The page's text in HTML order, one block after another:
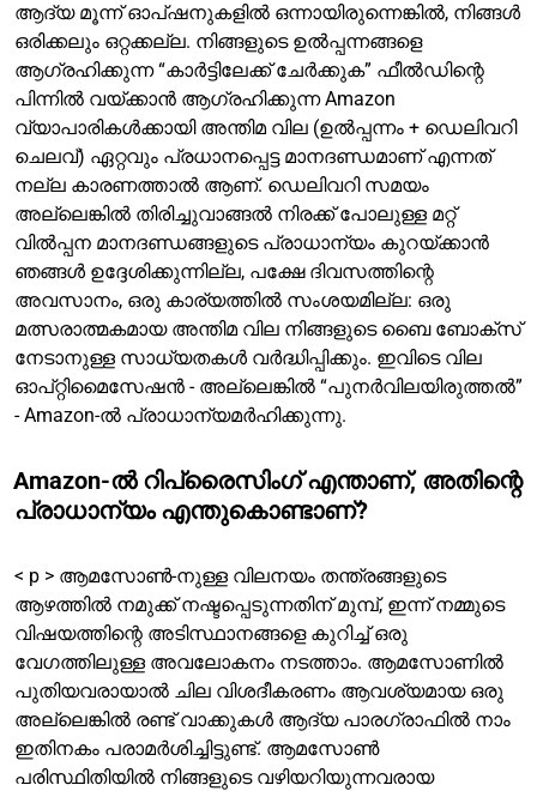
ആദ്യ മൂന്ന് ഓപ്ഷനുകളിൽ ഒന്നായിരുന്നെങ്കിൽ, നിങ്ങൾ
ഒരിക്കലും ഒറ്റക്കല്ല. നിങ്ങളുടെ ഉൽപ്പന്നങ്ങളെ
ആഗ്രഹിക്കുന്ന “കാർട്ടിലേക്ക് ചേർക്കുക” ഫീൽഡിന്റെ
പിന്നിൽ വയ്ക്കാൻ ആഗ്രഹിക്കുന്ന Amazon
വ്യാപാരികൾക്കായി അന്തിമ വില (ഉൽപ്പന്നം + ഡെലിവറി
ചെലവ്) ഏറ്റവും പ്രധാനപ്പെട്ട മാനദണ്ഡമാണ് എന്നത്
നല്ല കാരണത്താൽ ആണ്. ഡെലിവറി സമയം
അല്ലെങ്കിൽ തിരിച്ചുവാങ്ങൽ നിരക്ക് പോലുള്ള മറ്റ്
വിൽപ്പന മാനദണ്ഡങ്ങളുടെ പ്രാധാന്യം കുറയ്ക്കാൻ
ഞങ്ങൾ ഉദ്ദേശിക്കുന്നില്ല, പക്ഷേ ദിവസത്തിന്റെ
അവസാനം, ഒരു കാര്യത്തിൽ സംശയമില്ല: ഒരു
മത്സരാത്മകമായ അന്തിമ വില നിങ്ങളുടെ ബൈ ബോക്സ്
നേടാനുള്ള സാധ്യതകൾ വർദ്ധിപ്പിക്കും. ഇവിടെ വില
ഓപ്റ്റിമൈസേഷൻ - അല്ലെങ്കിൽ “പുനർവിലയിരുത്തൽ”
- Amazon-ൽ പ്രാധാന്യമർഹിക്കുന്നു.
Amazon-ൽ റിപ്രൈസിംഗ് എന്താണ്, അതിന്റെ
പ്രാധാന്യം എന്തുകൊണ്ടാണ്?
< p > ആമസോൺ-നുള്ള വിലനയം തന്ത്രങ്ങളുടെ
ആഴത്തിൽ നമുക്ക് നഷ്ടപ്പെടുന്നതിന് മുമ്പ്, ഇന്ന് നമ്മുടെ
വിഷയത്തിന്റെ അടിസ്ഥാനങ്ങളെ കുറിച്ച് ഒരു
വേഗത്തിലുള്ള അവലോകനം നടത്താം. ആമസോണിൽ
പുതിയവരായാൽ ചില വിശദീകരണം ആവശ്യമായ ഒരു
അല്ലെങ്കിൽ രണ്ട് വാക്കുകൾ ആദ്യ പാരഗ്രാഫിൽ നാം
ഇതിനകം പരാമർശിച്ചിട്ടുണ്ട്. ആമസോൺ
പരിസ്ഥിതിയിൽ നിങ്ങളുടെ വഴിയറിയുന്നവരായ